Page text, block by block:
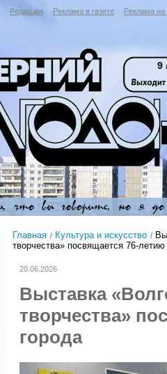
Редакция Реклама в газете Реклама на
9
Главная Культура и искусство
творчества» посвящается 76-летию
20.06.2026
Выставка
творчества»
города